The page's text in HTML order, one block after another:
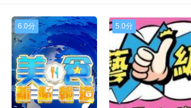
6.0分 5.0分